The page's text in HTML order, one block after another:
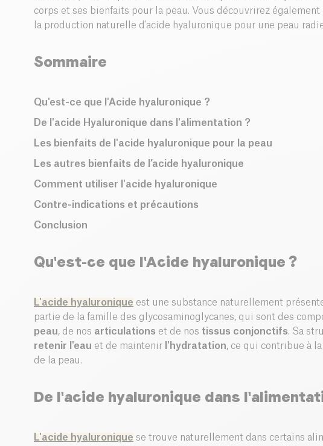
corps et ses bienfaits pour la peau. Vous découvrirez
la production naturelle d'acide hyaluronique pour une peau
Sommaire
Qu'est-ce que l'Acide hyaluronique ?
De l'acide Hyaluronique dans l'alimentation ?
Les bienfaits de l'acide hyaluronique pour la peau
Les autres bienfaits de l’acide hyaluronique
Comment utiliser l'acide hyaluronique
Contre-indications et précautions
Conclusion
Qu'est-ce que l'Acide hyaluronique ?
L'acide hyaluronique est une substance naturellement
partie de la famille des glycosaminoglycanes, qui sont des
peau, de nos articulations et de nos tissus conjonctifs. Sa
retenir l'eau et de maintenir l'hydratation, ce qui contribue à
de la peau.
De l'acide hyaluronique dans
L'acide hyaluronique se trouve naturellement dans certains